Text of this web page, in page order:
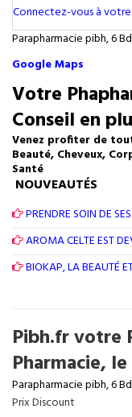
Connectez-vous à
Parapharmacie pibh, 6
Google Maps
Votre
Conseil en
Venez profiter de
Beauté, Cheveux,
Santé
NOUVEAUTÉS
PRENDRE SOIN DE
AROMA CELTE EST
BIOKAP, LA BEAUTÉ
Pibh.fr votre
Pharmacie,
Parapharmacie pibh, 6
Prix Discount